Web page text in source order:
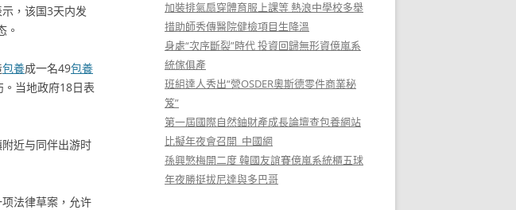
，该国3天内发
。
包養成一名49包養
当地政府18日表
近与同伴出游时
法律草案，允许
加裝排氣扇穿體育服上課等 熱浪中學校多舉
措助師秀傳醫院健檢項目生降溫
身處“次序斷裂”時代 投資回歸無形資億嵐系
統傢俱產
班組達人秀出“營OSDER奧斯德零件商業秘
笈”
第一屆國際自然鈾財產成長論壇查包養網站
比擬年夜會召開_中國網
孫興慜梅開二度 韓國友誼賽億嵐系統櫃五球
年夜勝挺拔尼達與多巴哥